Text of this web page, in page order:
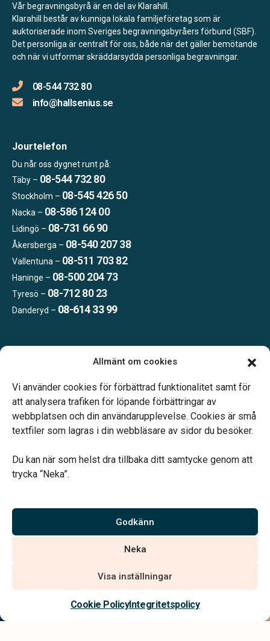
Allmänt om cookies
Vi använder cookies för förbättrad funktionalitet samt för
att analysera trafiken för löpande förbättringar av
webbplatsen och din användarupplevelse. Cookies är små
textfiler som lagras i din webbläsare av sidor du besöker.
Du kan när som helst dra tillbaka ditt samtycke genom att
trycka “Neka”.
Godkänn
Neka
Visa inställningar
Cookie PolicyIntegritetspolicy
Kontakta oss
Vår begravningsbyrå är en del av Klarahill.
Klarahill består av kunniga lokala familjeföretag som är
auktoriserade inom Sveriges begravningsbyråers förbund (SBF).
Det personliga är centralt för oss, både när det gäller bemötande
och när vi utformar skräddarsydda personliga begravningar.
08-544 732 80
info@hallsenius.se
Jourtelefon
Du når oss dygnet runt på:
Täby – 08-544 732 80
Stockholm – 08-545 426 50
Nacka – 08-586 124 00
Lidingö – 08-731 66 90
Åkersberga – 08-540 207 38
Vallentuna – 08-511 703 82
Haninge – 08-500 204 73
Tyresö – 08-712 80 23
Danderyd – 08-614 33 99
Telefonjour dygnet runt.
Vårt systerbolag Verahill hjälper dig med familjejuridiken –
Vi är auktoriserade av Sveriges Begravningsbyråers Förbund och
har högt ställda krav på utbildning, kvalitet, miljö och arbetsmiljö.